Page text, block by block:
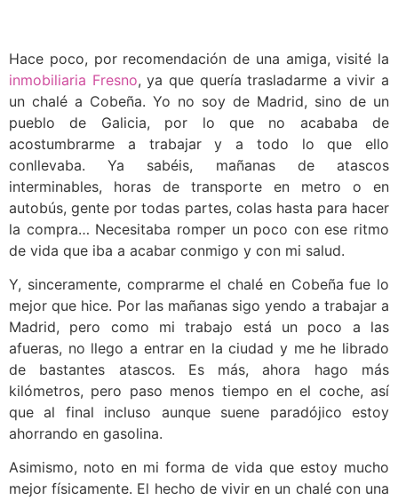
Hace poco, por recomendación de una amiga, visité la
inmobiliaria Fresno, ya que quería trasladarme a vivir a
un chalé a Cobeña. Yo no soy de Madrid, sino de un
pueblo de Galicia, por lo que no acababa de
acostumbrarme a trabajar y a todo lo que ello
conllevaba. Ya sabéis, mañanas de atascos
interminables, horas de transporte en metro o en
autobús, gente por todas partes, colas hasta para hacer
la compra… Necesitaba romper un poco con ese ritmo
de vida que iba a acabar conmigo y con mi salud.
Y, sinceramente, comprarme el chalé en Cobeña fue lo
mejor que hice. Por las mañanas sigo yendo a trabajar a
Madrid, pero como mi trabajo está un poco a las
afueras, no llego a entrar en la ciudad y me he librado
de bastantes atascos. Es más, ahora hago más
kilómetros, pero paso menos tiempo en el coche, así
que al final incluso aunque suene paradójico estoy
ahorrando en gasolina.
Asimismo, noto en mi forma de vida que estoy mucho
mejor físicamente. El hecho de vivir en un chalé con una